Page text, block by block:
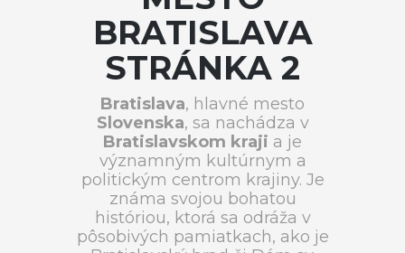
BRATISLAVA
STRÁNKA 2
Bratislava, hlavné mesto
Slovenska, sa nachádza v
Bratislavskom kraji a je
významným kultúrnym a
politickým centrom krajiny. Je
známa svojou bohatou
históriou, ktorá sa odráža v
pôsobivých pamiatkach, ako je